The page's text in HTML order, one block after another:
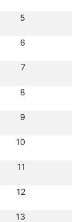
5
6
7
8
9
10
11
12
13